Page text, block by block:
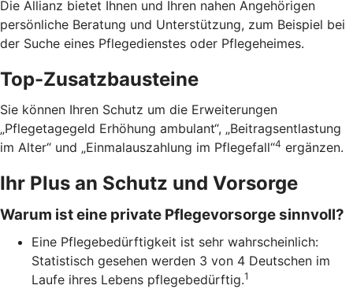
Die Allianz bietet Ihnen und Ihren nahen Angehörigen
persönliche Beratung und Unterstützung, zum Beispiel bei
der Suche eines Pflegedienstes oder Pflegeheimes.
Top-Zusatzbausteine
Sie können Ihren Schutz um die Erweiterungen
„Pflegetagegeld Erhöhung ambulant“, „Beitragsentlastung
im Alter“ und „Einmalauszahlung im Pflegefall“4 ergänzen.
Ihr Plus an Schutz und Vorsorge
Warum ist eine private Pflegevorsorge sinnvoll?
Eine Pflegebedürftigkeit ist sehr wahrscheinlich:
Statistisch gesehen werden 3 von 4 Deutschen im
Laufe ihres Lebens pflegebedürftig.1